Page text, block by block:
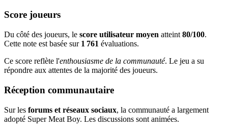
Score joueurs
Du côté des joueurs, le score utilisateur moyen atteint 80/100.
Cette note est basée sur 1 761 évaluations.
Ce score reflète l'enthousiasme de la communauté. Le jeu a su
répondre aux attentes de la majorité des joueurs.
Réception communautaire
Sur les forums et réseaux sociaux, la communauté a largement
adopté Super Meat Boy. Les discussions sont animées.